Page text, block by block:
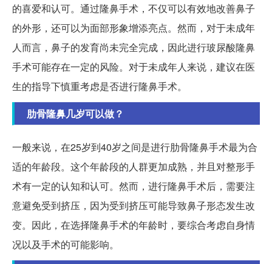
的喜爱和认可。通过隆鼻手术，不仅可以有效地改善鼻子
的外形，还可以为面部形象增添亮点。然而，对于未成年
人而言，鼻子的发育尚未完全完成，因此进行玻尿酸隆鼻
手术可能存在一定的风险。对于未成年人来说，建议在医
生的指导下慎重考虑是否进行隆鼻手术。
肋骨隆鼻几岁可以做？
一般来说，在25岁到40岁之间是进行肋骨隆鼻手术最为合
适的年龄段。这个年龄段的人群更加成熟，并且对整形手
术有一定的认知和认可。然而，进行隆鼻手术后，需要注
意避免受到挤压，因为受到挤压可能导致鼻子形态发生改
变。因此，在选择隆鼻手术的年龄时，要综合考虑自身情
况以及手术的可能影响。